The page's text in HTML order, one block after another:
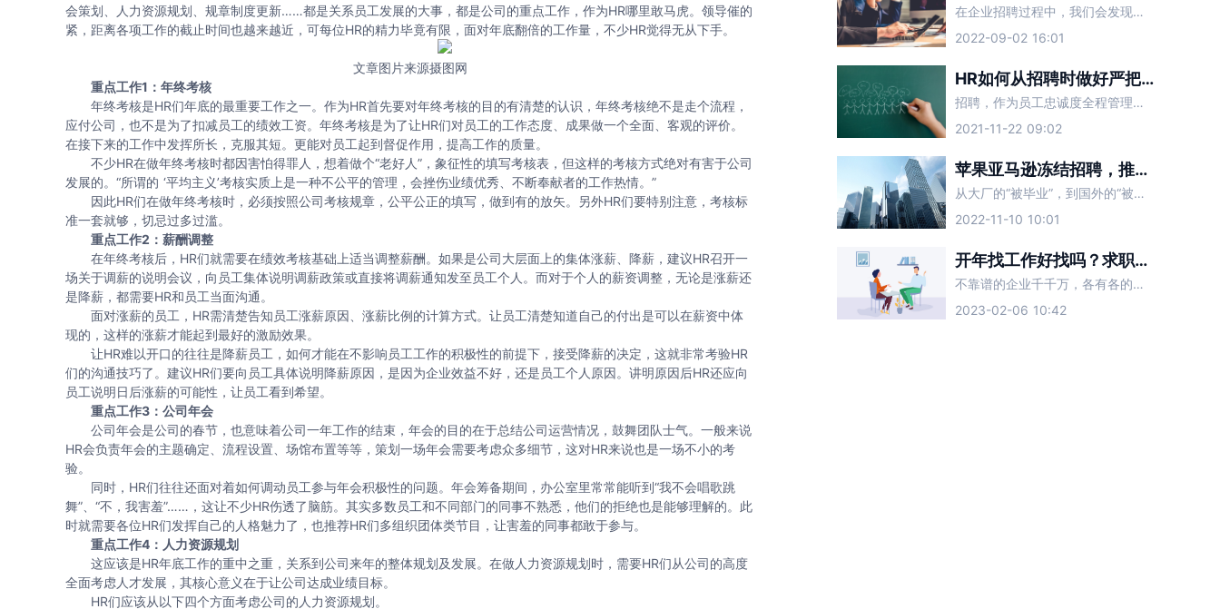
会策划、人力资源规划、规章制度更新……都是关系员工发展的大事，都是公司的重点工作，作为HR哪里敢马虎。领导催的
紧，距离各项工作的截止时间也越来越近，可每位HR的精力毕竟有限，面对年底翻倍的工作量，不少HR觉得无从下手。
文章图片来源摄图网
重点工作1：年终考核
年终考核是HR们年底的最重要工作之一。作为HR首先要对年终考核的目的有清楚的认识，年终考核绝不是走个流程，
应付公司，也不是为了扣减员工的绩效工资。年终考核是为了让HR们对员工的工作态度、成果做一个全面、客观的评价。
在接下来的工作中发挥所长，克服其短。更能对员工起到督促作用，提高工作的质量。
不少HR在做年终考核时都因害怕得罪人，想着做个“老好人”，象征性的填写考核表，但这样的考核方式绝对有害于公司
发展的。“所谓的 ‘平均主义’考核实质上是一种不公平的管理，会挫伤业绩优秀、不断奉献者的工作热情。”
因此HR们在做年终考核时，必须按照公司考核规章，公平公正的填写，做到有的放矢。另外HR们要特别注意，考核标
准一套就够，切忌过多过滥。
重点工作2：薪酬调整
在年终考核后，HR们就需要在绩效考核基础上适当调整薪酬。如果是公司大层面上的集体涨薪、降薪，建议HR召开一
场关于调薪的说明会议，向员工集体说明调薪政策或直接将调薪通知发至员工个人。而对于个人的薪资调整，无论是涨薪还
是降薪，都需要HR和员工当面沟通。
面对涨薪的员工，HR需清楚告知员工涨薪原因、涨薪比例的计算方式。让员工清楚知道自己的付出是可以在薪资中体
现的，这样的涨薪才能起到最好的激励效果。
让HR难以开口的往往是降薪员工，如何才能在不影响员工工作的积极性的前提下，接受降薪的决定，这就非常考验HR
们的沟通技巧了。建议HR们要向员工具体说明降薪原因，是因为企业效益不好，还是员工个人原因。讲明原因后HR还应向
员工说明日后涨薪的可能性，让员工看到希望。
重点工作3：公司年会
公司年会是公司的春节，也意味着公司一年工作的结束，年会的目的在于总结公司运营情况，鼓舞团队士气。一般来说
HR会负责年会的主题确定、流程设置、场馆布置等等，策划一场年会需要考虑众多细节，这对HR来说也是一场不小的考
验。
同时，HR们往往还面对着如何调动员工参与年会积极性的问题。年会筹备期间，办公室里常常能听到“我不会唱歌跳
舞”、“不，我害羞”……，这让不少HR伤透了脑筋。其实多数员工和不同部门的同事不熟悉，他们的拒绝也是能够理解的。此
时就需要各位HR们发挥自己的人格魅力了，也推荐HR们多组织团体类节目，让害羞的同事都敢于参与。
重点工作4：人力资源规划
这应该是HR年底工作的重中之重，关系到公司来年的整体规划及发展。在做人力资源规划时，需要HR们从公司的高度
全面考虑人才发展，其核心意义在于让公司达成业绩目标。
HR们应该从以下四个方面考虑公司的人力资源规划。
在企业招聘过程中，我们会发现不同的企业有不同的就业要求。大多数职位都需要吃苦，需要吃苦“具有一定的抗压能力”。有些招聘单位有这个要求的原因是什么？
2022-09-02 16:01
HR如何从招聘时做好严把员工忠诚度
招聘，作为员工忠诚度全程管理的第一站，是员工进入企业的“过滤器”，其“过滤”效果的好坏直接影响着后续阶段忠诚度管理的难度。因此，在招聘过程中，要以忠诚度为导向。
2021-11-22 09:02
苹果亚马逊冻结招聘，推特人力副总监被裁：招聘HR该怎么办？
从大厂的“被毕业”，到国外的“被裁员”，今年的裁员风波愈演愈烈，寒气已经传递到了每一个职场打工人。在这样的背景下，企业的招聘HR们，同样面临着裁员的境况。当公司业务开始收缩，不需要对外招聘时，招聘HR
2022-11-10 10:01
开年找工作好找吗？求职面试要注意避开这些坑
不靠谱的企业千千万，各有各的不同。2023新年已经结束，现在正处于职场人跳槽高发季，想要找到心仪的工作，要避开一些套路化的企业。面试时遇到这几种公司，一定要提高警惕，赶紧跑路。
2023-02-06 10:42